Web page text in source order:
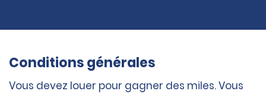
Conditions générales
Vous devez louer pour gagner des miles. Vous